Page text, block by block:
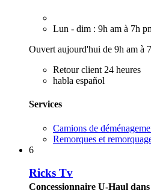
Lun - dim : 9h am à 7h
Ouvert aujourd'hui de 9h am à
Retour client 24 heures
habla español
Services
Camions de
Remorques et
6
Ricks Tv
Concessionnaire U-Haul